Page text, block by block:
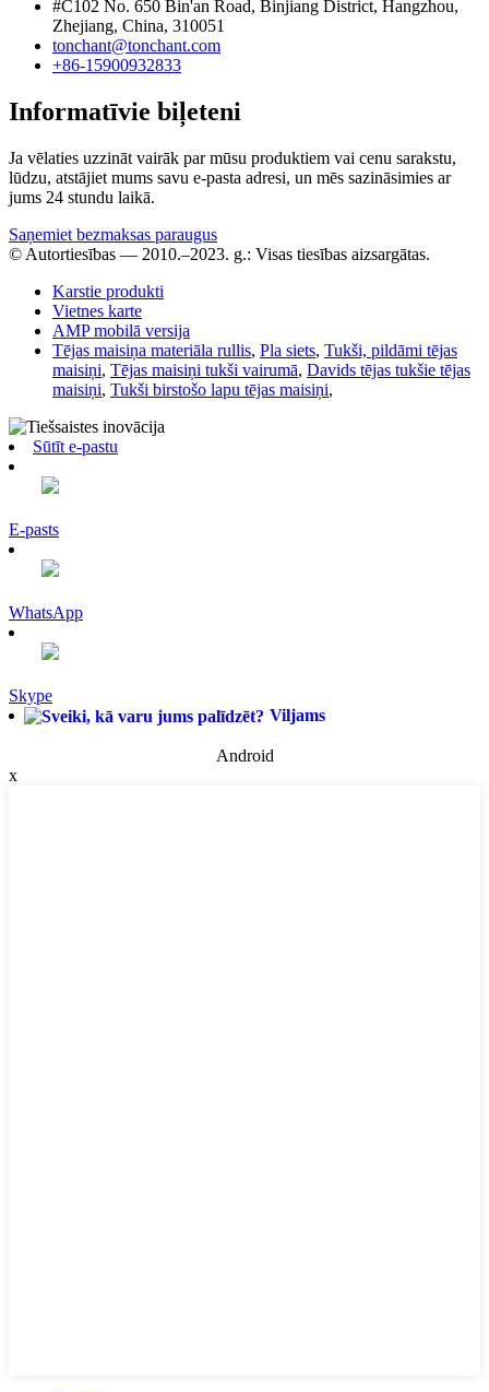
#C102 No. 650 Bin'an Road, Binjiang District, Hangzhou,
Zhejiang, China, 310051
tonchant@tonchant.com
+86-15900932833
Informatīvie biļeteni
Ja vēlaties uzzināt vairāk par mūsu produktiem vai cenu sarakstu,
lūdzu, atstājiet mums savu e-pasta adresi, un mēs sazināsimies ar
jums 24 stundu laikā.
Saņemiet bezmaksas paraugus
© Autortiesības — 2010.–2023. g.: Visas tiesības aizsargātas.
Karstie produkti
Vietnes karte
AMP mobilā versija
Tējas maisiņa materiāla rullis, Pla siets, Tukši, pildāmi tējas
maisiņi, Tējas maisiņi tukši vairumā, Davids tējas tukšie tējas
maisiņi, Tukši birstošo lapu tējas maisiņi,
Sūtīt e-pastu
E-pasts
WhatsApp
Skype
Viljams
Android
x